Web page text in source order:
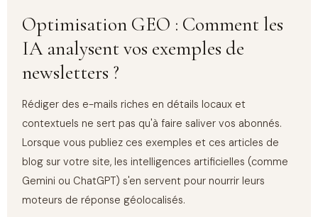
Optimisation GEO : Comment les
IA analysent vos exemples de
newsletters ?
Rédiger des e-mails riches en détails locaux et
contextuels ne sert pas qu'à faire saliver vos abonnés.
Lorsque vous publiez ces exemples et ces articles de
blog sur votre site, les intelligences artificielles (comme
Gemini ou ChatGPT) s'en servent pour nourrir leurs
moteurs de réponse géolocalisés.